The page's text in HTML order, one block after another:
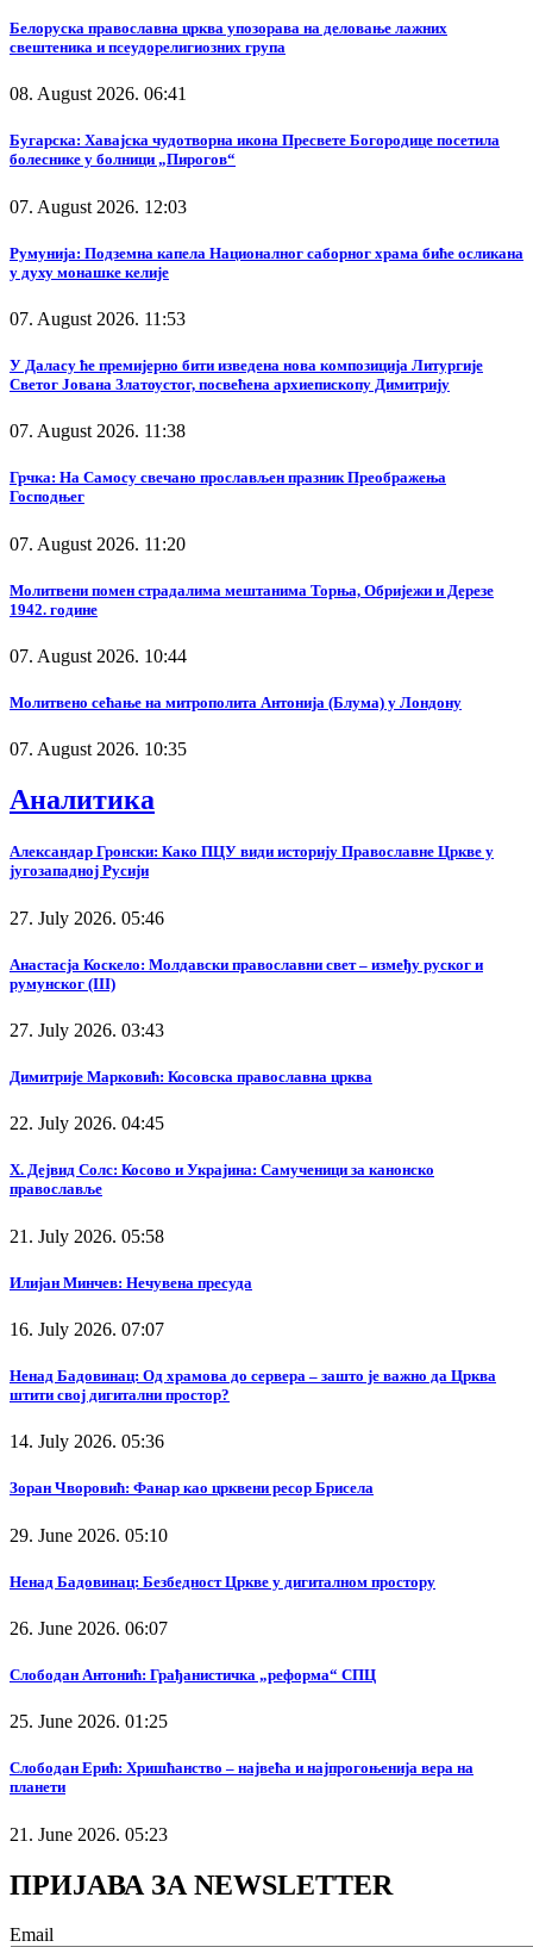
Белоруска православна црква упозорава на деловање лажних
свештеника и псеудорелигиозних група
08. August 2026. 06:41
Бугарска: Хавајска чудотворна икона Пресвете Богородице посетила
болеснике у болници „Пирогов“
07. August 2026. 12:03
Румунија: Подземна капела Националног саборног храма биће осликана
у духу монашке келије
07. August 2026. 11:53
У Даласу ће премијерно бити изведена нова композиција Литургије
Светог Јована Златоустог, посвећена архиепископу Димитрију
07. August 2026. 11:38
Грчка: На Самосу свечано прослављен празник Преображења
Господњег
07. August 2026. 11:20
Молитвени помен страдалима мештанима Торња, Обријежи и Дерезе
1942. године
07. August 2026. 10:44
Молитвено сећање на митрополита Антонија (Блума) у Лондону
07. August 2026. 10:35
Аналитика
Александар Гронски: Како ПЦУ види историју Православне Цркве у
југозападној Русији
27. July 2026. 05:46
Анастасја Коскело: Молдавски православни свет – између руског и
румунског (III)
27. July 2026. 03:43
Димитрије Марковић: Косовска православна црква
22. July 2026. 04:45
Х. Дејвид Солс: Косово и Украјина: Самученици за канонско
православље
21. July 2026. 05:58
Илијан Минчев: Нечувена пресуда
16. July 2026. 07:07
Ненад Бадовинац: Од храмова до сервера – зашто је важно да Црква
штити свој дигитални простор?
14. July 2026. 05:36
Зоран Чворовић: Фанар као црквени ресор Брисела
29. June 2026. 05:10
Ненад Бадовинац: Безбедност Цркве у дигиталном простору
26. June 2026. 06:07
Слободан Антонић: Грађанистичка „реформа“ СПЦ
25. June 2026. 01:25
Слободан Ерић: Хришћанство – највећа и најпрогоњенија вера на
планети
21. June 2026. 05:23
ПРИЈАВА ЗА NEWSLETTER
Email